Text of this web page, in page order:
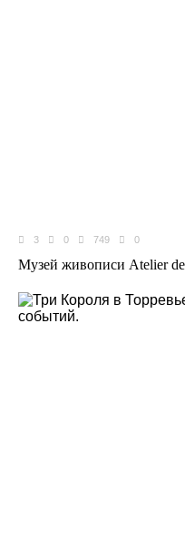
3 0 749 0
Музей живописи Atelier de